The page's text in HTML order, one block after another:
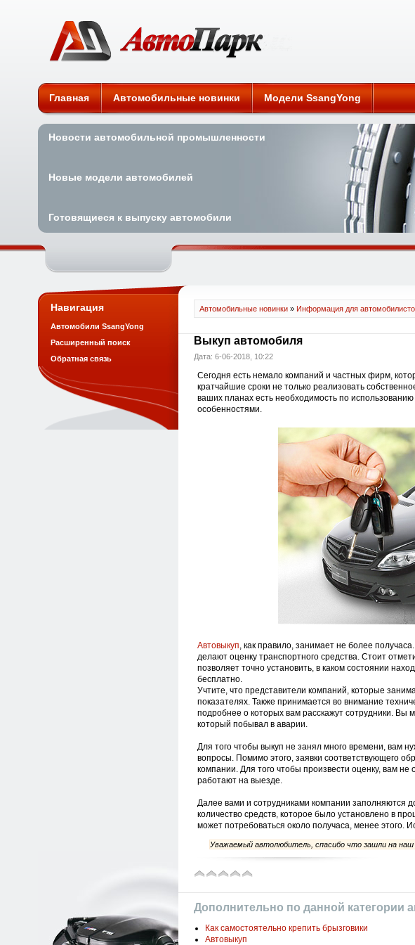
Главная Автомобильные новинки Модели SsangYong
Новости автомобильной промышленности
Новые модели автомобилей
Готовящиеся к выпуску автомобили
Автомобильные новинки» Информация для
Выкуп автомобиля
Дата: 6-06-2018, 10:22
Сегодня есть немало компаний и частных фирм,
кратчайшие сроки не только реализовать
ваших планах есть необходимость по
особенностями.
Автовыкуп, как правило, занимает не более
делают оценку транспортного средства. Стоит
позволяет точно установить, в каком состоянии
бесплатно.
Учтите, что представители компаний, которые
показателях. Также принимается во внимание
подробнее о которых вам расскажут сотрудники. Вы
который побывал в аварии.
Для того чтобы выкуп не занял много времени, вам
вопросы. Помимо этого, заявки соответствующего
компании. Для того чтобы произвести оценку, вам
работают на выезде.
Далее вами и сотрудниками компании заполняются
количество средств, которое было установлено в
может потребоваться около получаса, менее этого.
Уважаемый автолюбитель, спасибо что зашли на
Дополнительно по данной категории
Как самостоятельно крепить брызговики
Автовыкуп
Навигация
Автомобили SsangYong
Расширенный поиск
Обратная связь